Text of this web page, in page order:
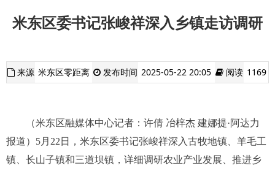
米东区委书记张峻祥深入乡镇走访调研
来源 米东区零距离 发布时间 2025-05-22 20:05 阅读 1169
（米东区融媒体中心记者：许倩 冶梓杰 建娜提·阿达力
报道）5月22日，米东区委书记张峻祥深入古牧地镇、羊毛工
镇、长山子镇和三道坝镇，详细调研农业产业发展、推进乡